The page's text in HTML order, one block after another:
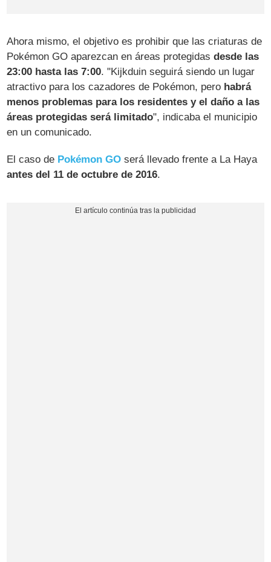
Ahora mismo, el objetivo es prohibir que las criaturas de
Pokémon GO aparezcan en áreas protegidasdesde las
23:00 hasta las 7:00. "Kijkduin seguirá siendo un lugar
atractivo para los cazadores de Pokémon, pero habrá
menos problemas para los residentes y el daño a las
áreas protegidas será limitado", indicaba el municipio
en un comunicado.
El caso de Pokémon GO será llevado frente a La Haya
antes del 11 de octubre de 2016.